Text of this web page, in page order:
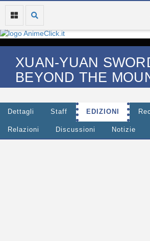
XUAN-YUAN
BEYOND THE
Dettagli Staff EDIZIONI
Relazioni Discussioni Notizie